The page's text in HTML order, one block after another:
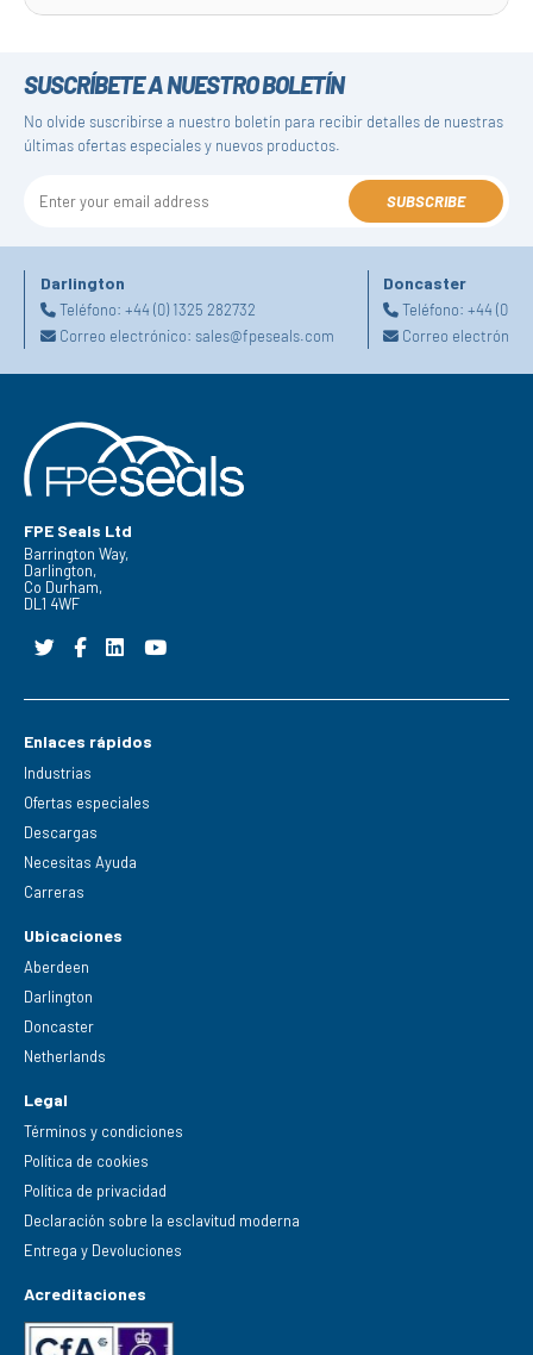
SUSCRÍBETE A NUESTRO BOLETÍN
No olvide suscribirse a nuestro boletín para recibir detalles de nuestras
últimas ofertas especiales y nuevos productos.
SUBSCRIBE
Darlington
Teléfono: +44 (0) 1325 282732
Correo electrónico: sales@fpeseals.com
Doncaster
Teléfono:+44 (0)
Correo
FPE Seals Ltd
Barrington Way,
Darlington,
Co Durham,
DL1 4WF
Enlaces rápidos
Industrias
Ofertas especiales
Descargas
Necesitas Ayuda
Carreras
Ubicaciones
Aberdeen
Darlington
Doncaster
Netherlands
Legal
Términos y condiciones
Política de cookies
Política de privacidad
Declaración sobre la esclavitud moderna
Entrega y Devoluciones
Acreditaciones